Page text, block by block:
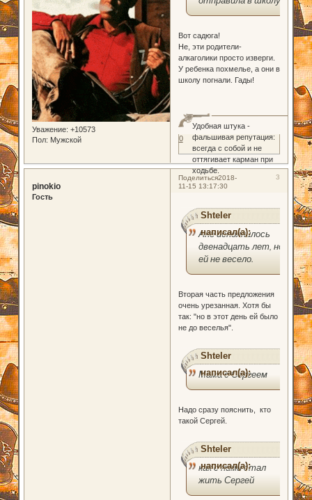
Уважение: +10573
Пол: Мужской
Вот садюга!
Не, эти родители-
алкаголики просто изверги.
У ребенка похмелье, а они в
школу погнали. Гады!
Удобная штука -
фальшивая репутация:
всегда с собой и не
оттягивает карман при
ходьбе.
0
Поделиться 3
2018-
11-15 13:17:30
pinokio
Гость
Shteler
написал(а):
Ане исполнилось
двенадцать лет, но
ей не весело.
Вторая часть предложения
очень урезанная. Хотя бы
так: "но в этот день ей было
не до веселья".
Shteler
написал(а):
Мама с Сергеем
Надо сразу пояснить, кто
такой Сергей.
Shteler
написал(а):
как с ними стал
жить Сергей